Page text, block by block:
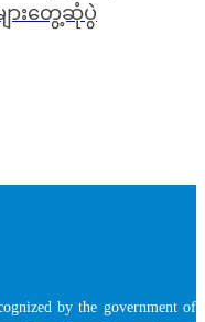
ျားတွေ့ဆုံပွဲ
by the government of